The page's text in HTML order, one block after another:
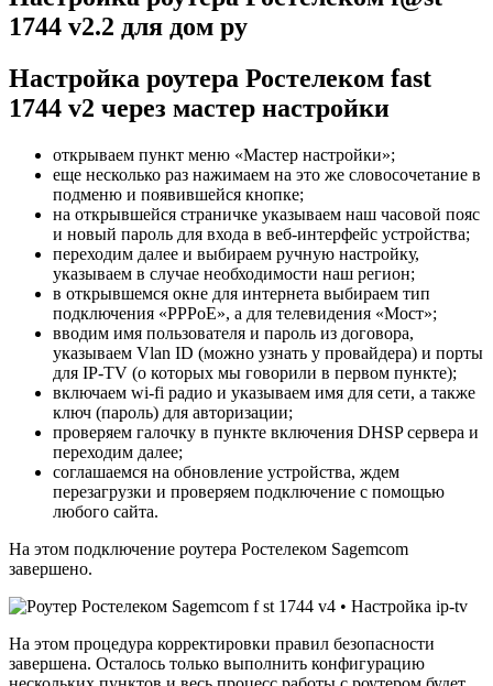
1744 v2.2 для дом ру
Настройка роутера Ростелеком fast
1744 v2 через мастер настройки
открываем пункт меню «Мастер настройки»;
еще несколько раз нажимаем на это же словосочетание в
подменю и появившейся кнопке;
на открывшейся страничке указываем наш часовой пояс
и новый пароль для входа в веб-интерфейс устройства;
переходим далее и выбираем ручную настройку,
указываем в случае необходимости наш регион;
в открывшемся окне для интернета выбираем тип
подключения «PPPoE», а для телевидения «Мост»;
вводим имя пользователя и пароль из договора,
указываем Vlan ID (можно узнать у провайдера) и порты
для IP-TV (о которых мы говорили в первом пункте);
включаем wi-fi радио и указываем имя для сети, а также
ключ (пароль) для авторизации;
проверяем галочку в пункте включения DHSP сервера и
переходим далее;
соглашаемся на обновление устройства, ждем
перезагрузки и проверяем подключение с помощью
любого сайта.
На этом подключение роутера Ростелеком Sagemcom
завершено.
На этом процедура корректировки правил безопасности
завершена. Осталось только выполнить конфигурацию